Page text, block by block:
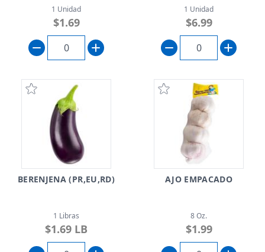
1 Unidad
$1.69
1 Unidad
$6.99
BERENJENA (PR,EU,RD)
1 Libras
$1.69 LB
AJO EMPACADO
8 Oz.
$1.99